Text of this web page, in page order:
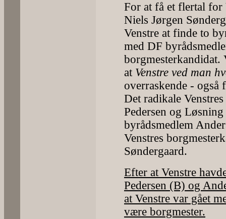
For at få et flertal for
Niels Jørgen
Venstre at finde to
med DF
borgmesterkandidat.
at Venstre ved man
overraskende -
Det radikale
Pedersen og
byrådsmedlem
Venstres
Søndergaard.
Efter at Venstre
Pedersen (B) og
at Venstre var gået
være borgmester.